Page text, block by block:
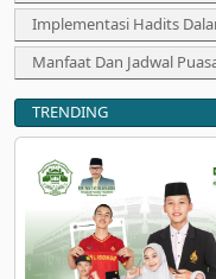
Implementasi Hadits
Manfaat Dan Jadwal
TRENDING